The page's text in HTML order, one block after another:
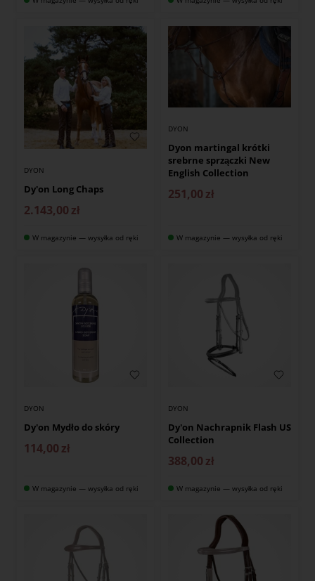
DYON
Dy'on Long Chaps
2.143,00 zł
W magazynie — wysyłka od ręki
DYON
Dyon martingal krótki
srebrne sprzączki New
English Collection
251,00 zł
W magazynie — wysyłka od ręki
DYON
Dy'on Mydło do skóry
114,00 zł
W magazynie — wysyłka od ręki
DYON
Dy'on Nachrapnik Flash US
Collection
388,00 zł
W magazynie — wysyłka od ręki